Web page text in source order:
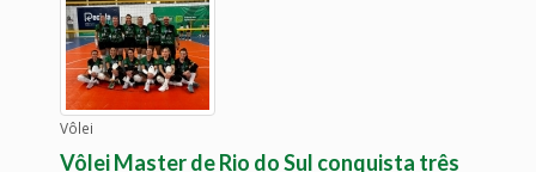
Vôlei
Vôlei Master de Rio do Sul conquista três